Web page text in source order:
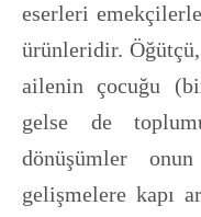
eserleri
ürünleridir.
ailenin çocuğu
gelse de
dönüşümler
gelişmelere kapı